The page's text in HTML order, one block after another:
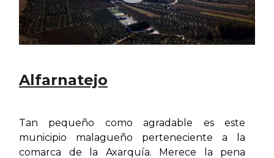
Alfarnatejo
Tan pequeño como agradable es este
municipio malagueño perteneciente a la
comarca de la Axarquía. Merece la pena